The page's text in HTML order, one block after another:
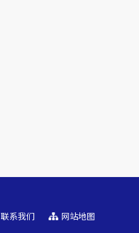
联系我们 网站地图